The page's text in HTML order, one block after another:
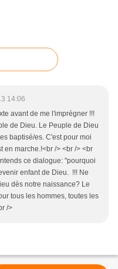
14:06
avant de me l'imprégner !!!
de Dieu. Le Peuple de Dieu
baptisé/es. C'est pour moi
en marche.!<br /> <br /> <br
ce dialogue: "pourquoi
enfant de Dieu. !!! Ne
dès notre naissance? Le
tous les hommes, toutes les
/>